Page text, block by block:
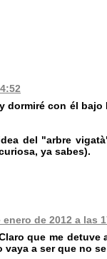
dormiré con él
del "arbre
ya sabes).
enero de 2012 a las
que me
vaya a ser que no